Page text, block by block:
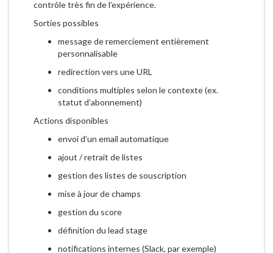
contrôle très fin de l’expérience.
Sorties possibles
message de remerciement entièrement
personnalisable
redirection vers une URL
conditions multiples selon le contexte (ex.
statut d’abonnement)
Actions disponibles
envoi d’un email automatique
ajout / retrait de listes
gestion des listes de souscription
mise à jour de champs
gestion du score
définition du lead stage
notifications internes (Slack, par exemple)